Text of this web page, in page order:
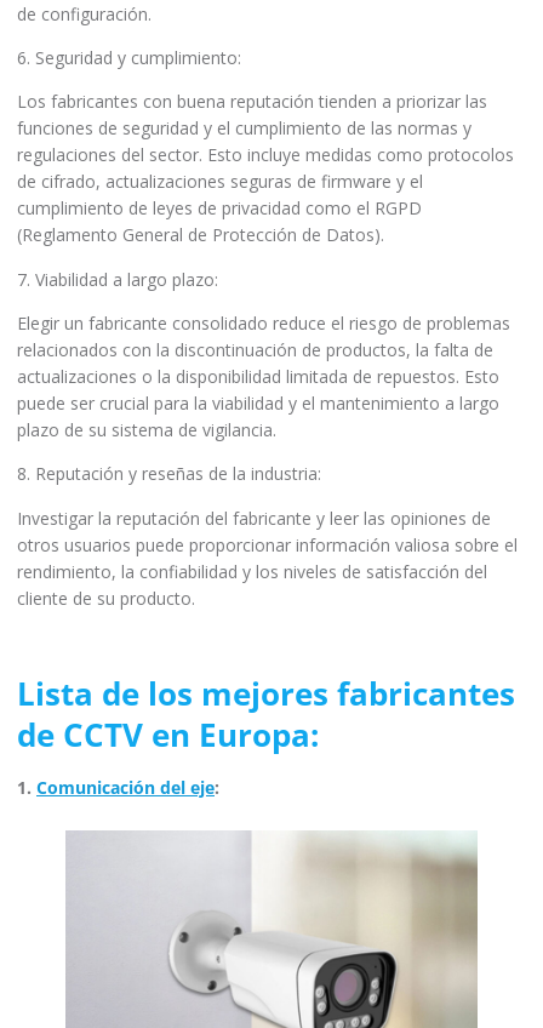
de configuración.
6. Seguridad y cumplimiento:
Los fabricantes con buena reputación tienden a priorizar las
funciones de seguridad y el cumplimiento de las normas y
regulaciones del sector. Esto incluye medidas como protocolos
de cifrado, actualizaciones seguras de firmware y el
cumplimiento de leyes de privacidad como el RGPD
(Reglamento General de Protección de Datos).
7. Viabilidad a largo plazo:
Elegir un fabricante consolidado reduce el riesgo de problemas
relacionados con la discontinuación de productos, la falta de
actualizaciones o la disponibilidad limitada de repuestos. Esto
puede ser crucial para la viabilidad y el mantenimiento a largo
plazo de su sistema de vigilancia.
8. Reputación y reseñas de la industria:
Investigar la reputación del fabricante y leer las opiniones de
otros usuarios puede proporcionar información valiosa sobre el
rendimiento, la confiabilidad y los niveles de satisfacción del
cliente de su producto.
Lista de los mejores fabricantes
de CCTV en Europa:
1. Comunicación del eje: